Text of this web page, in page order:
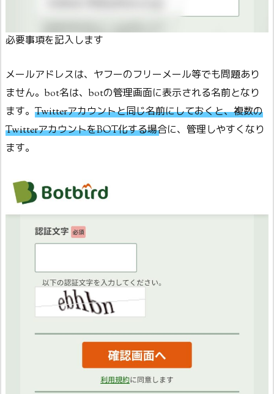
必要事項を記入します
メールアドレスは、ヤフーのフリーメール等でも問題あり
ません。bot名は、botの管理画面に表示される名前となり
ます。 Twitterアカウントと同じ名前にしておくと、複数の
TwitterアカウントをBOT化する場合に、管理しやすくなり
ます。